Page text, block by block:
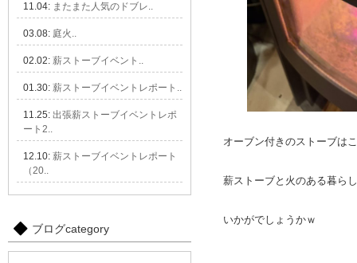
オーブン付きのストーブは
薪ストーブと火のある暮らし
いかがでしょうかｗ
11.04: またまた人気のドブレ..
03.08: 庭火..
02.02: 薪ストーブイベント..
01.30: 薪ストーブイベントレポート..
11.25: 出張薪ストーブイベントレポ
ート2..
12.10: 薪ストーブイベントレポート
（20..
ブログcategory